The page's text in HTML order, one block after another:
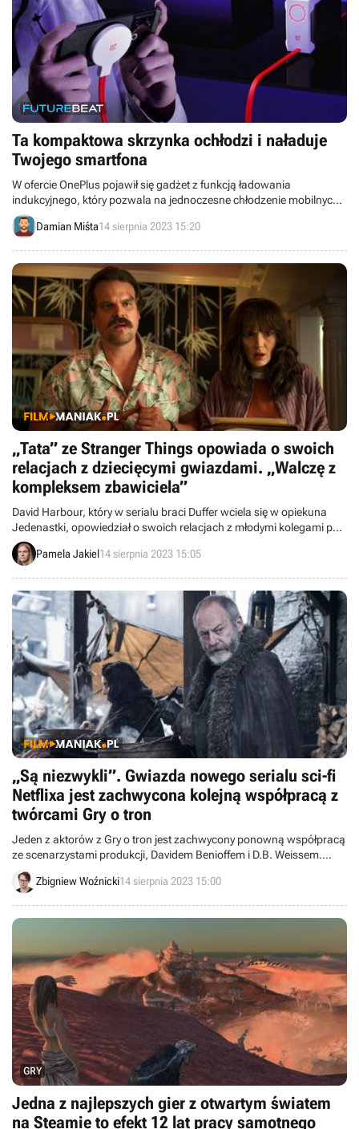
Ta kompaktowa skrzynka ochłodzi i naładuje
Twojego smartfona
W ofercie OnePlus pojawił się gadżet z funkcją ładowania
indukcyjnego, który pozwala na jednoczesne chłodzenie mobilnych
urządzeń. Kompaktowy PCV06 jest cichy i pozwala na szybkie
osiągnięcie efektów.
Damian Miśta14 sierpnia 2023 15:20
„Tata” ze Stranger Things opowiada o swoich
relacjach z dziecięcymi gwiazdami. „Walczę z
kompleksem zbawiciela”
David Harbour, który w serialu braci Duffer wciela się w opiekuna
Jedenastki, opowiedział o swoich relacjach z młodymi kolegami po
fachu i specyfice dorastania w blasku fleszy.
Pamela Jakiel14 sierpnia 2023 15:05
„Są niezwykli”. Gwiazda nowego serialu sci-fi
Netflixa jest zachwycona kolejną współpracą z
twórcami Gry o tron
Jeden z aktorów z Gry o tron jest zachwycony ponowną współpracą
ze scenarzystami produkcji, Davidem Benioffem i D.B. Weissem.
Wspólnie pracowali nad ekranizacją innej popularnej powieści.
Zbigniew Woźnicki14 sierpnia 2023 15:00
GRY
Jedna z najlepszych gier z otwartym światem
na Steamie to efekt 12 lat pracy samotnego